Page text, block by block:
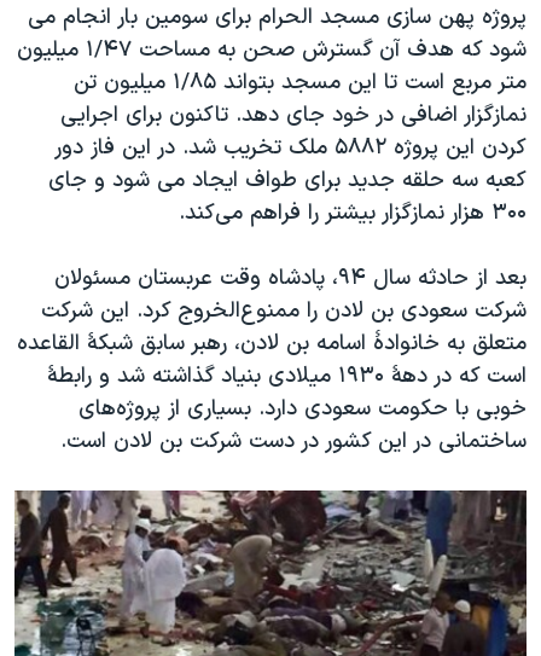
پروژه پهن سازی مسجد الحرام برای سومین بار انجام می
شود که هدف آن گسترش صحن به مساحت ۱/۴۷ میلیون
متر مربع است تا این مسجد بتواند ۱/۸۵ میلیون تن
نمازگزار اضافی در خود جای دهد. تاکنون برای اجرایی
کردن این پروژه ۵۸۸۲ ملک تخریب شد. در این فاز دور
کعبه سه حلقه جدید برای طواف ایجاد می شود و جای
۳۰۰ هزار نمازگزار بیشتر را فراهم می‌کند.
بعد از حادثه سال ۹۴، پادشاه وقت عربستان مسئولان
شرکت سعودی بن لادن را ممنوع‌الخروج کرد. این شرکت
متعلق به خانوادهٔ اسامه بن لادن، رهبر سابق شبکهٔ القاعده
است که در دههٔ ۱۹۳۰ میلادی بنیاد گذاشته شد و رابطهٔ
خوبی با حکومت سعودی دارد. بسیاری از پروژه‌های
ساختمانی در این کشور در دست شرکت بن لادن است.